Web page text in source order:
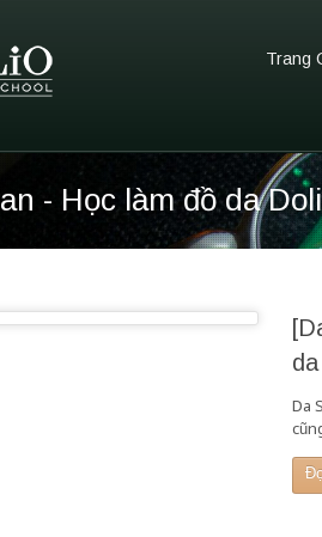
Trang
- Học làm đồ da
Da